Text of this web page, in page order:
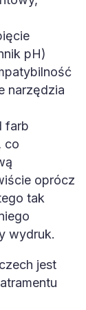
pH)
narzędzia
farb
co
oprócz
tak
wydruk.
jest